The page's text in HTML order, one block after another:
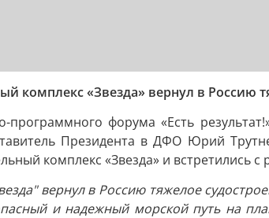
комплекс «Звезда» вернул в Россию
программного форума «Есть
Президента в ДФО Юрий
комплекс «Звезда» и встретились
вернул в Россию тяжелое
и надежный морской путь на